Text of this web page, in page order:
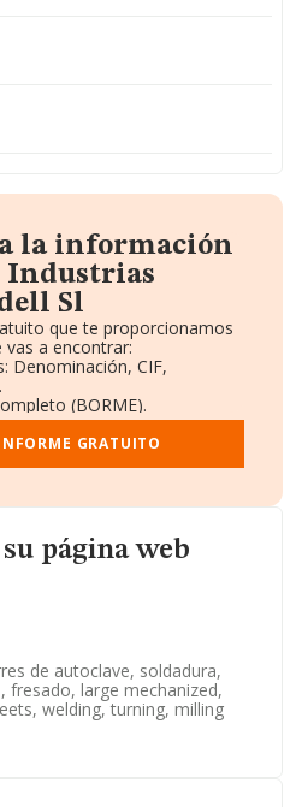
la información
Industrias
Sl
que te proporcionamos
vas a encontrar:
Denominación, CIF,
(BORME).
Ventas y Empleados.
y Administradores.
complementaria.
GRATUITO
web
página web
de autoclave, soldadura,
fresado, large mechanized,
welding, turning, milling